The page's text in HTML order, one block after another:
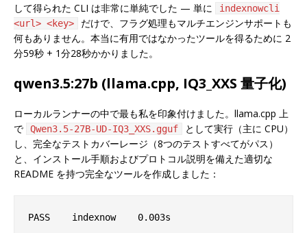
して得られた CLI は非常に単純でした — 単に
indexnowcli
<url> <key>
だけで、フラグ処理もマルチエンジンサポートも
何もありません。本当に有用ではなかったツールを得るために 2
分59秒 + 1分28秒かかりました。
qwen3.5:27b (llama.cpp, IQ3_XXS 量子化)
ローカルランナーの中で最も私を印象付けました。llama.cpp 上
で
Qwen3.5-27B-UD-IQ3_XXS.gguf
として実行（主に CPU）
し、完全なテストカバーレージ（8つのテストすべてがパス）
と、インストール手順およびプロトコル説明を備えた適切な
README を持つ完全なツールを作成しました：